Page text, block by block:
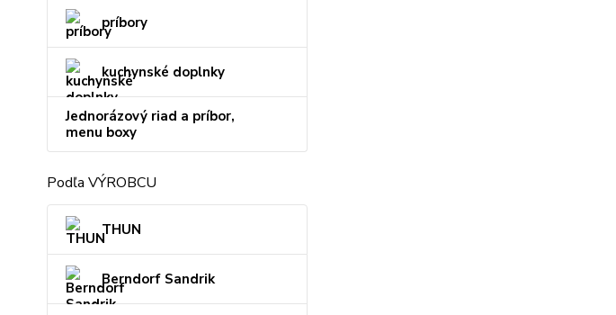
príbory
kuchynské doplnky
Jednorázový riad a príbor,
menu boxy
Podľa VÝROBCU
THUN
Berndorf Sandrik